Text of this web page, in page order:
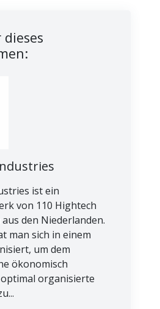
ist ein
von 110 Hightech
den Niederlanden.
man sich in einem
um dem
ökonomisch
organisierte